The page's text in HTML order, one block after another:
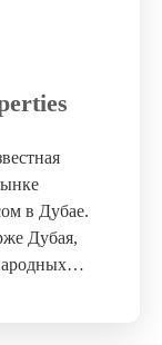
в Дубае.
Дубая,